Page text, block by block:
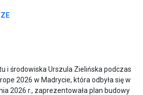
i środowiska Urszula Zielińska podczas
2026 w Madrycie, która odbyła się w
2026 r., zaprezentowała plan budowy